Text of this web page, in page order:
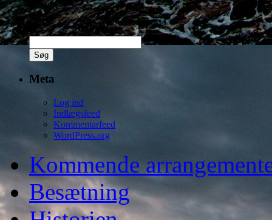
Søg
Søg
efter:
Meta
Log ind
Indlægsfeed
Kommentarfeed
WordPress.org
Kommende
Besætning